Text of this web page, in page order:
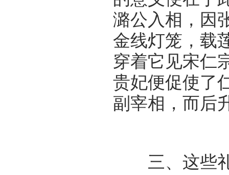
潞公入相，因
金线灯笼，载
穿着它见宋仁
贵妃便促使了
副宰相，而后
三、这些礼